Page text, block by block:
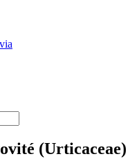
(Urticaceae)